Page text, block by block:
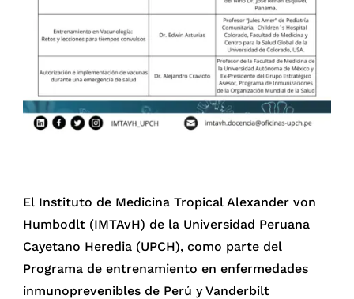
El Instituto de Medicina Tropical Alexander von
Humbodlt (IMTAvH) de la Universidad Peruana
Cayetano Heredia (UPCH), como parte del
Programa de entrenamiento en enfermedades
inmunoprevenibles de Perú y Vanderbilt